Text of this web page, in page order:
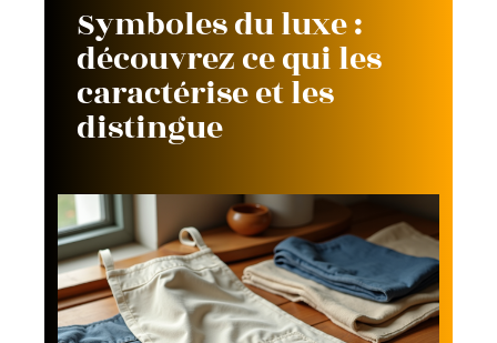
Symboles du luxe :
découvrez ce qui les
caractérise et les
distingue